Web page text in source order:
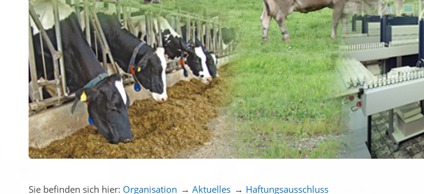
Sie befinden sich hier: Organisation →Aktuelles → Haftungsausschluss